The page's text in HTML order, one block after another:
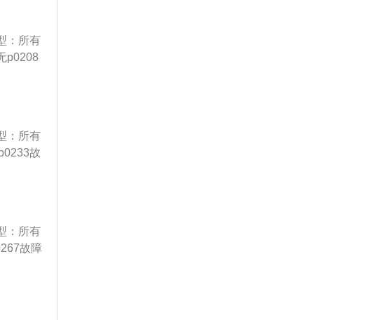
即维
统的
这个手
便的，
使用
：所有
p0208
管上的
每个
信
，燃油
单元通
油喷
针阀
出，形
控制喷
是否
方
：所有
故
作用
吸
如果
。 建
b).燃
是否
：所有
故障
的靠近
喷油
。 b).